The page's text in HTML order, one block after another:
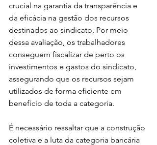
crucial na garantia da transparência e
da eficácia na gestão dos recursos
destinados ao sindicato. Por meio
dessa avaliação, os trabalhadores
conseguem fiscalizar de perto os
investimentos e gastos do sindicato,
assegurando que os recursos sejam
utilizados de forma eficiente em
benefício de toda a categoria.
É necessário ressaltar que a construção
coletiva e a luta da categoria bancária